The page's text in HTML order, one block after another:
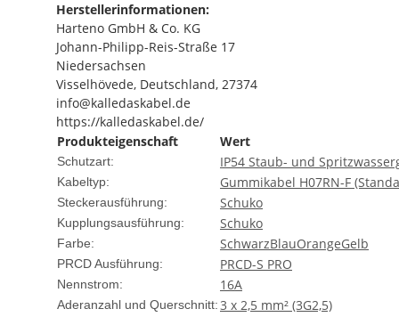
Herstellerinformationen:
Harteno GmbH & Co. KG
Johann-Philipp-Reis-Straße 17
Niedersachsen
Visselhövede, Deutschland, 27374
info@kalledaskabel.de
https://kalledaskabel.de/
Produkteigenschaft
Wert
Schutzart: IP54 Staub- und
Kabeltyp: Gummikabel H07RN-F
Steckerausführung: Schuko
Kupplungsausführung: Schuko
Farbe: SchwarzBlauOrangeGelb
PRCD Ausführung: PRCD-S PRO
Nennstrom: 16A
Aderanzahl und Querschnitt:3 x 2,5 mm² (3G2,5)